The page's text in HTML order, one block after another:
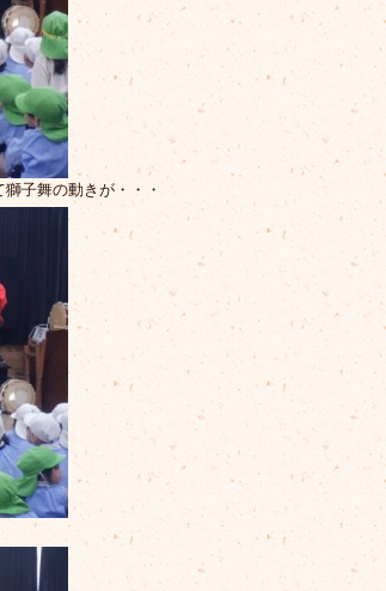
子舞の動きが・・・